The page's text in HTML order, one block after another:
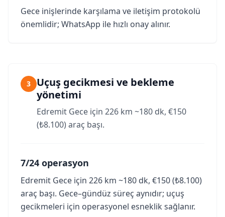
Gece inişlerinde karşılama ve iletişim protokolü
önemlidir; WhatsApp ile hızlı onay alınır.
3
Uçuş gecikmesi ve bekleme
yönetimi
Edremit Gece için 226 km ~180 dk, €150
(₺8.100) araç başı.
7/24 operasyon
Edremit Gece için 226 km ~180 dk, €150 (₺8.100)
araç başı. Gece–gündüz süreç aynıdır; uçuş
gecikmeleri için operasyonel esneklik sağlanır.